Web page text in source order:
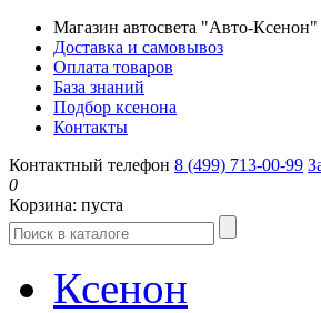
Магазин автосвета "Авто-Ксенон"
Доставка и самовывоз
Оплата товаров
База знаний
Подбор ксенона
Контакты
Контактный телефон 8 (499) 713-00-99
0
Корзина: пуста
Ксенон